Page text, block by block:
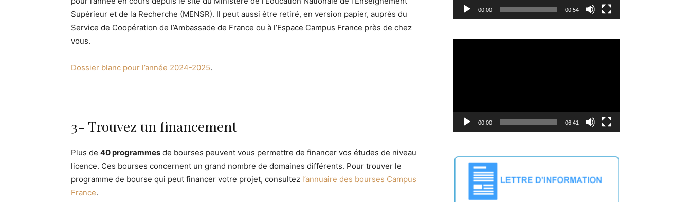
Supérieur et de la Recherche (MENSR). Il peut aussi être retiré, en version papier, auprès du
Service de Coopération de l’Ambassade de France ou à l’Espace Campus France près de chez
vous.
Dossier blanc pour l’année 2024-2025.
3- Trouvez un financement
Plus de 40 programmes de bourses peuvent vous permettre de financer vos études de niveau
licence. Ces bourses concernent un grand nombre de domaines différents. Pour trouver le
programme de bourse qui peut financer votre projet, consultez l’annuaire des bourses Campus
France.
00:00 00:54
00:00 06:41